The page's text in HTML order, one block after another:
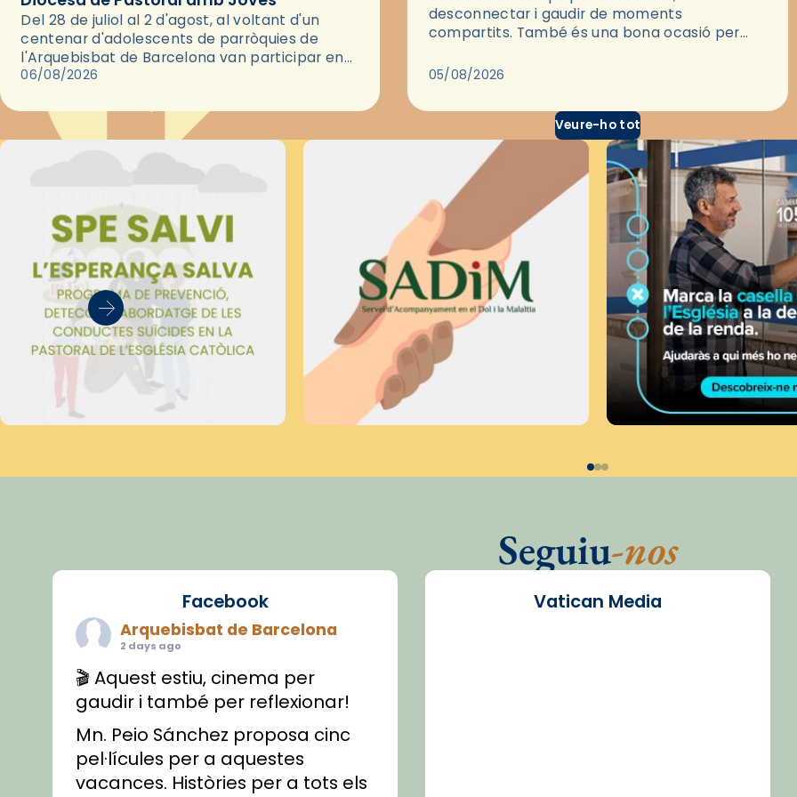
Del 28 de juliol al 2 d'agost, al voltant d'un
centenar d'adolescents de parròquies de
l'Arquebisbat de Barcelona van participar en
les convivències Be Apostle, organitzades pel
06/08/2026
desconnectar i gaudir de moments
compartits. També és una bona ocasió per
través del cinema, reflexionar sobre les…
05/08/2026
Veure-ho tot
Seguiu-nos
Facebook
Arquebisbat de Barcelona
2 days ago
🎬 Aquest estiu, cinema per
gaudir i també per reflexionar!
Mn. Peio Sánchez proposa cinc
pel·lícules per a aquestes
vacances. Històries per a tots els
Vatican Media